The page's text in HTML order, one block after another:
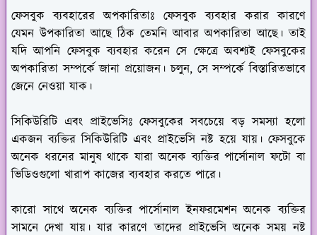
ফেসবুক ব্যবহারের অপকারিতাঃ ফেসবুক ব্যবহার করার কারণে
যেমন উপকারিতা আছে ঠিক তেমনি আবার অপকারিতা আছে। তাই
যদি আপনি ফেসবুক ব্যবহার করেন সে ক্ষেত্রে অবশ্যই ফেসবুকের
অপকারিতা সম্পর্কে জানা প্রয়োজন। চলুন, সে সম্পর্কে বিস্তারিতভাবে
জেনে নেওয়া যাক।
সিকিউরিটি এবং প্রাইভেসিঃ ফেসবুকের সবচেয়ে বড় সমস্যা হলো
একজন ব্যক্তির সিকিউরিটি এবং প্রাইভেসি নষ্ট হয়ে যায়। ফেসবুকে
অনেক ধরনের মানুষ থাকে যারা অনেক ব্যক্তির পার্সোনাল ফটো বা
ভিডিওগুলো খারাপ কাজের ব্যবহার করতে পারে।
কারো সাথে অনেক ব্যক্তির পার্সোনাল ইনফরমেশন অনেক ব্যক্তির
সামনে দেখা যায়। যার কারণে তাদের প্রাইভেসি অনেক সময় নষ্ট